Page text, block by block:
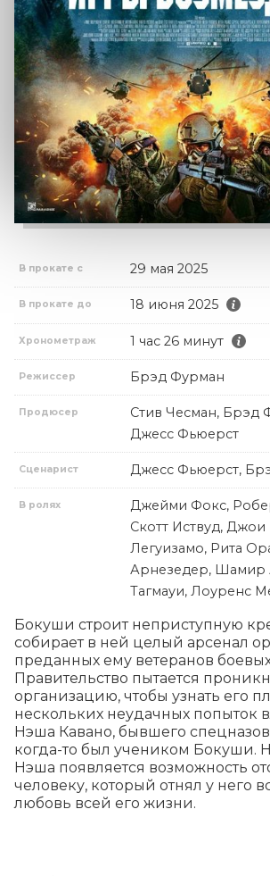
В прокате с 29 мая 2025
В прокате до 18 июня 2025
Хронометраж 1 час 26 минут
Режиссер Брэд Фурман
Продюсер
Стив Чесман, Брэд
Джесс Фьюерст
Сценарист Джесс Фьюерст,
В ролях
Джейми Фокс,
Скотт Иствуд,
Легуизамо, Рита
Арнезедер, Шамир
Тагмауи, Лоуренс
Бокуши строит неприступную
собирает в ней целый арсенал
преданных ему ветеранов
Правительство пытается
организацию, чтобы узнать его
нескольких неудачных попыток
Нэша Кавано, бывшего
когда-то был учеником Бокуши.
Нэша появляется возможность
человеку, который отнял у него
любовь всей его жизни.